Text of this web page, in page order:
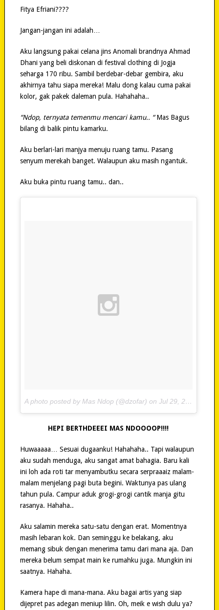
Fitya Efriani????
Jangan-jangan ini adalah…
Aku langsung pakai celana jins Anomali brandnya Ahmad
Dhani yang beli diskonan di festival clothing di Jogja
seharga 170 ribu. Sambil berdebar-debar gembira, aku
akhirnya tahu siapa mereka! Malu dong kalau cuma pakai
kolor, gak pakek daleman pula. Hahahaha..
“Ndop, ternyata temenmu mencari kamu.. “Mas Bagus
bilang di balik pintu kamarku.
Aku berlari-lari manjya menuju ruang tamu. Pasang
senyum merekah banget. Walaupun aku masih ngantuk.
Aku buka pintu ruang tamu.. dan..
A photo posted by Mas Ndop (@dzofar) on Jul 29, 2015 at 10:52am PDT
HEPI BERTHDEEEI MAS NDOOOOP!!!!
Huwaaaaa… Sesuai dugaanku! Hahahaha.. Tapi walaupun
aku sudah menduga, aku sangat amat bahagia. Baru kali
ini loh ada roti tar menyambutku secara serpraaaiz malam-
malam menjelang pagi buta begini. Waktunya pas ulang
tahun pula. Campur aduk grogi-grogi cantik manja gitu
rasanya. Hahaha..
Aku salamin mereka satu-satu dengan erat. Momentnya
masih lebaran kok. Dan seminggu ke belakang, aku
memang sibuk dengan menerima tamu dari mana aja. Dan
mereka belum sempat main ke rumahku juga. Mungkin ini
saatnya. Hahaha.
Kamera hape di mana-mana. Aku bagai artis yang siap
dijepret pas adegan meniup lilin. Oh, meik e wish dulu ya?